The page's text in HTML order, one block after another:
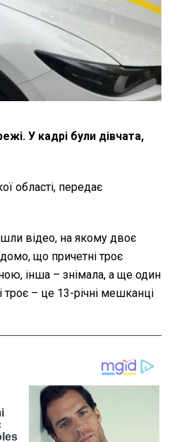
У кадрі були дівчата,
області, передає
відео, на якому двоє
що причетні троє
інша – знімала, а ще один
троє – це 13-річні мешканці